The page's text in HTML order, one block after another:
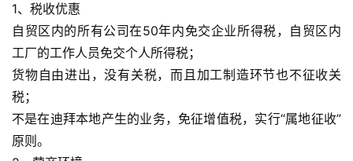
1、税收优惠
自贸区内的所有公司在50年内免交企业所得税，自贸区内
工厂的工作人员免交个人所得税；
货物自由进出，没有关税，而且加工制造环节也不征收关
税；
不是在迪拜本地产生的业务，免征增值税，实行“属地征收”
原则。